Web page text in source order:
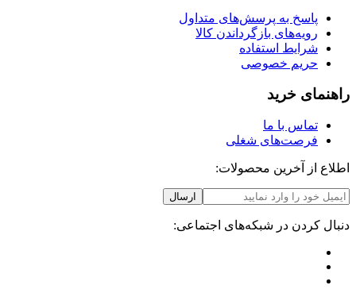
پاسخ به پرسش‌های متداول
رویه‌های بازگرداندن کالا
شرایط استفاده
حریم خصوصی
راهنمای خرید
تماس با ما
فرصت‌های شغلی
اطلاع از آخرین محصولات:
ارسال
دنبال کردن در شبکه‌های اجتماعی: